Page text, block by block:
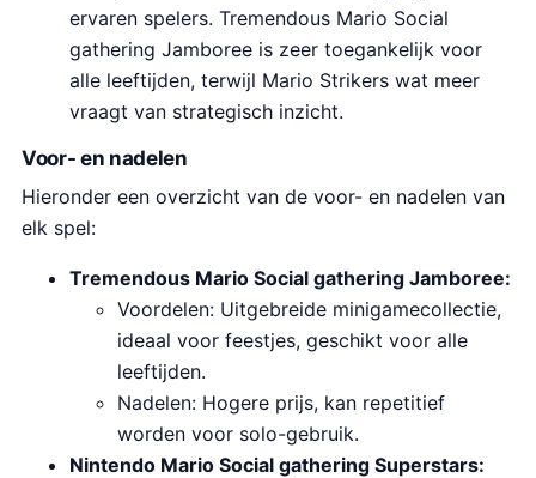
ervaren spelers. Tremendous Mario Social
gathering Jamboree is zeer toegankelijk voor
alle leeftijden, terwijl Mario Strikers wat meer
vraagt van strategisch inzicht.
Voor- en nadelen
Hieronder een overzicht van de voor- en nadelen van
elk spel:
Tremendous Mario Social gathering Jamboree:
Voordelen: Uitgebreide minigamecollectie,
ideaal voor feestjes, geschikt voor alle
leeftijden.
Nadelen: Hogere prijs, kan repetitief
worden voor solo-gebruik.
Nintendo Mario Social gathering Superstars: